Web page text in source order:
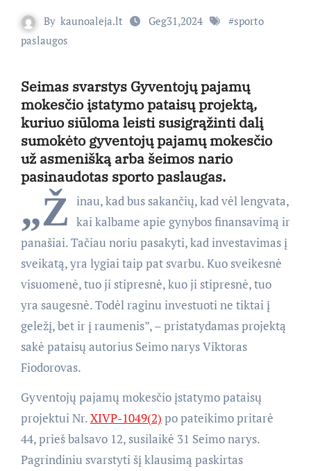
By kaunoaleja.lt Geg31,2024 #sporto
paslaugos
Seimas svarstys Gyventojų pajamų
mokesčio įstatymo pataisų projektą,
kuriuo siūloma leisti susigrąžinti dalį
sumokėto gyventojų pajamų mokesčio
už asmenišką arba šeimos nario
pasinaudotas sporto paslaugas.
„Ž
inau, kad bus sakančių, kad vėl lengvata,
kai kalbame apie gynybos finansavimą ir
panašiai. Tačiau noriu pasakyti, kad investavimas į
sveikatą, yra lygiai taip pat svarbu. Kuo sveikesnė
visuomenė, tuo ji stipresnė, kuo ji stipresnė, tuo
yra saugesnė. Todėl raginu investuoti ne tiktai į
geležį, bet ir į raumenis”, – pristatydamas projektą
sakė pataisų autorius Seimo narys Viktoras
Fiodorovas.
Gyventojų pajamų mokesčio įstatymo pataisų
projektui Nr.XIVP-1049(2) po pateikimo pritarė
44, prieš balsavo 12, susilaikė 31 Seimo narys.
Pagrindiniu svarstyti šį klausimą paskirtas